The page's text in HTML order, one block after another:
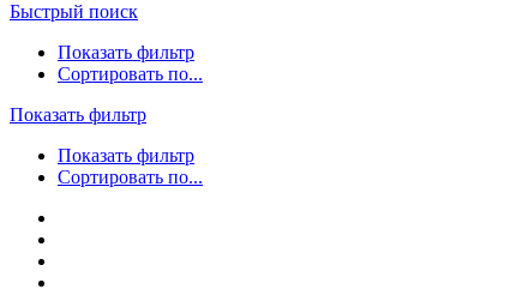
Быстрый поиск
Показать фильтр
Сортировать по...
Показать фильтр
Показать фильтр
Сортировать по...